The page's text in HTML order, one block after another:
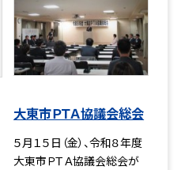
大東市ＰＴＡ協議会総会
５月１５日（金）、令和８年度
大東市ＰＴＡ協議会総会が